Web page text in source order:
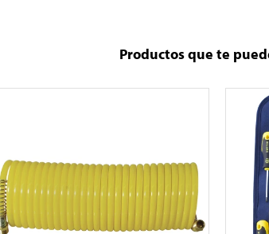
Productos que te